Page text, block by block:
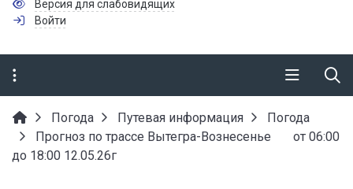
Версия для слабовидящих
Войти
Погода Путевая информация
Погода
Прогноз по трассе Вытегра-Вознесенье от 06:00
до 18:00 12.05.26г